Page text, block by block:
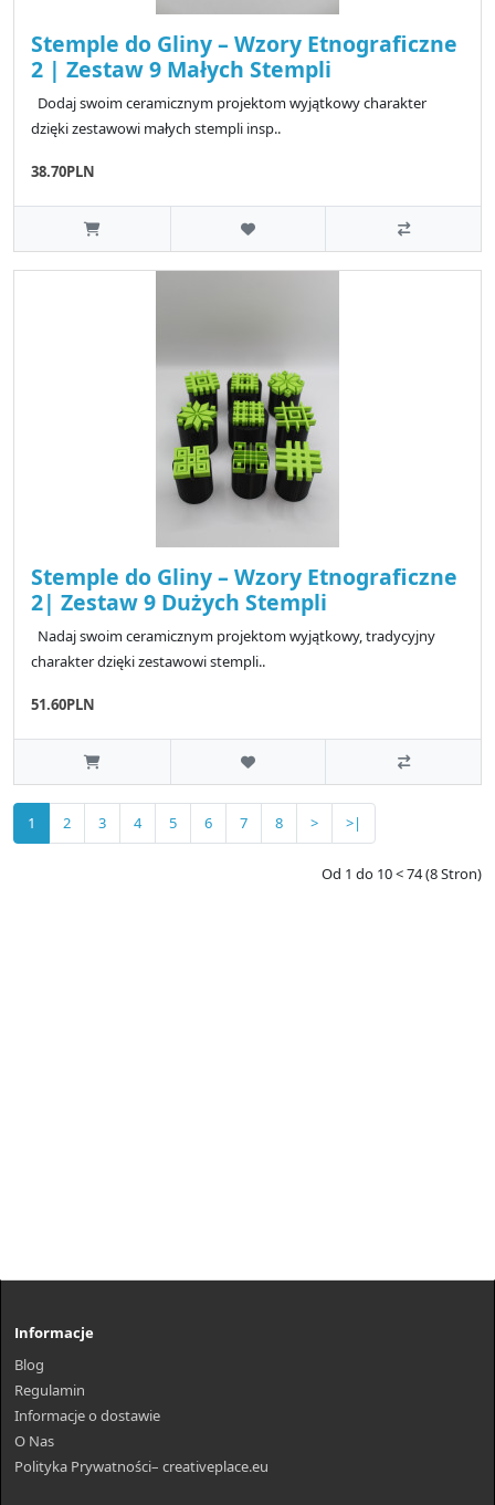
Stemple do Gliny – Wzory Etnograficzne
2 | Zestaw 9 Małych Stempli
Dodaj swoim ceramicznym projektom wyjątkowy charakter
dzięki zestawowi małych stempli insp..
38.70PLN
Stemple do Gliny – Wzory Etnograficzne
2| Zestaw 9 Dużych Stempli
Nadaj swoim ceramicznym projektom wyjątkowy, tradycyjny
charakter dzięki zestawowi stempli..
51.60PLN
1 2 3 4 5 6 7 8 > >|
Od 1 do 10 < 74 (8 Stron)
Informacje
Blog
Regulamin
Informacje o dostawie
O Nas
Polityka Prywatności– creativeplace.eu